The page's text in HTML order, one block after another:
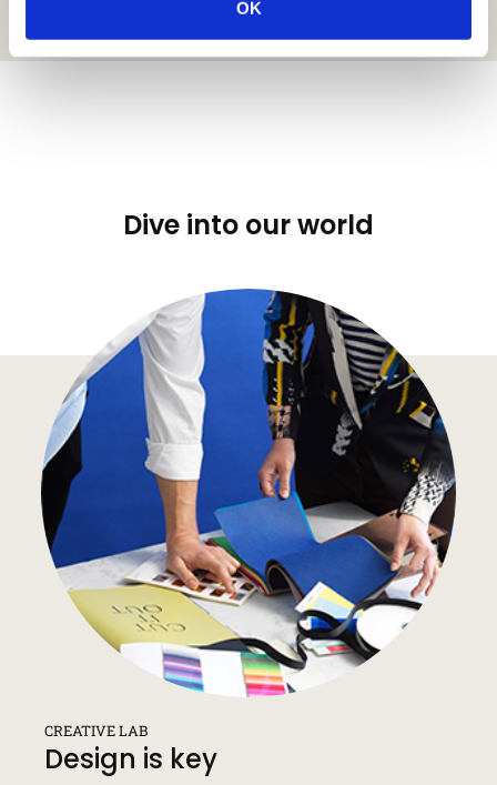
OK
Dive into our world
CREATIVE LAB
Design is key